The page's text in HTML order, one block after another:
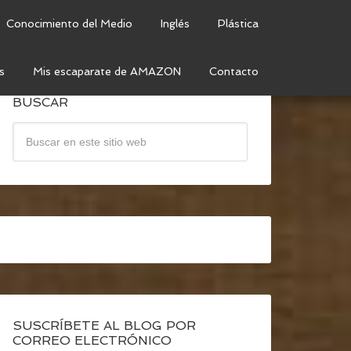
Conocimiento del Medio Inglés Plástica
Mis escaparate de AMAZON Contacto
BUSCAR
SUSCRÍBETE AL BLOG POR
CORREO ELECTRÓNICO